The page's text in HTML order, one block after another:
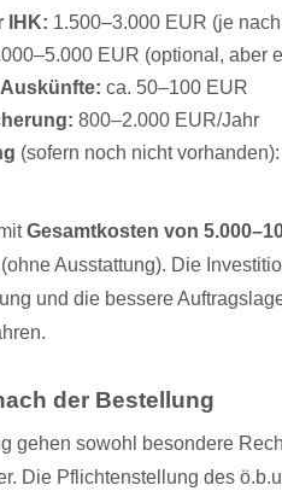
IHK: 1.500–3.000 EUR (je
EUR (optional, aber
ca. 50–100 EUR
800–2.000 EUR/Jahr
(sofern noch nicht
Gesamtkosten von
Ausstattung). Die
und die bessere
der Bestellung
gehen sowohl besondere
Die Pflichtenstellung des